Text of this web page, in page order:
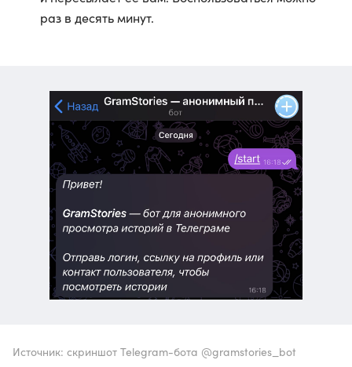
раз в десять минут.
Источник: скриншот Telegram-бота @gramstories_bot